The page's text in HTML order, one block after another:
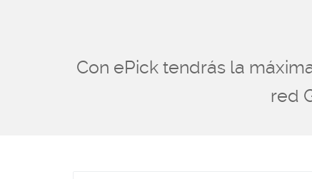
Con ePick tendrás la
red